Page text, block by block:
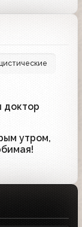
доктор
утром,